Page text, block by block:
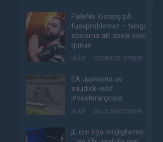
FalleNs lösning på
fuskproblemet – tvinga
spelarna att spela solo-
queue
IGÅR COUNTER-STRIKE
EA uppköpta av
saudisk-ledd
investerargrupp
IGÅR ALLA SEKTIONER
jL om nya möjligheten: